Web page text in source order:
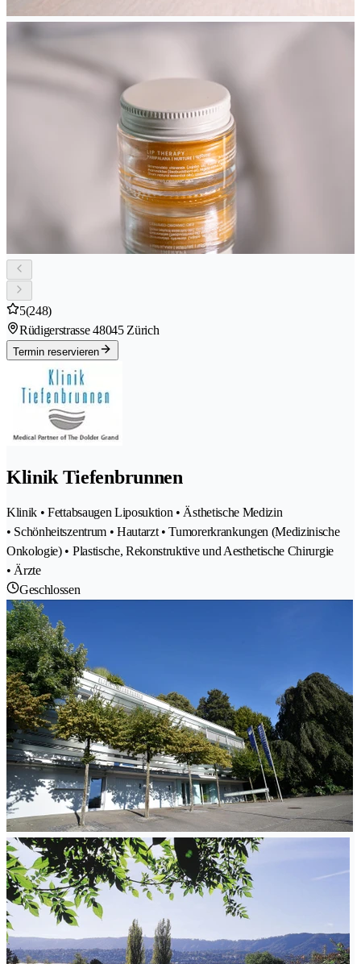
5(248)
Rüdigerstrasse 48045 Zürich
Termin reservieren
Klinik Tiefenbrunnen
Klinik • Fettabsaugen Liposuktion • Ästhetische Medizin
• Schönheitszentrum • Hautarzt • Tumorerkrankungen (Medizinische
Onkologie) • Plastische, Rekonstruktive und Aesthetische Chirurgie
• Ärzte
Geschlossen